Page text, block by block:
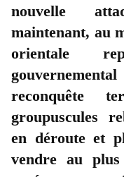
nouvelle
maintenant, au
orientale
reconquête
groupuscules
en déroute et
vendre au